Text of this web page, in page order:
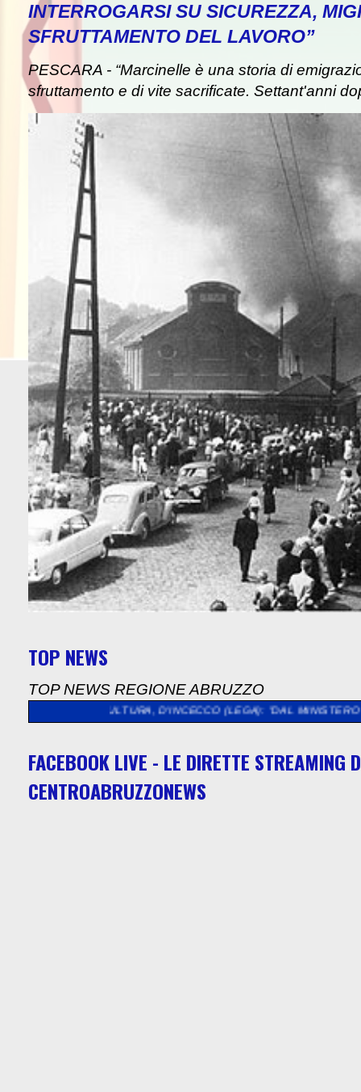
INTERROGARSI SU SICUREZZA,
SFRUTTAMENTO DEL LAVORO”
PESCARA - “Marcinelle è una storia di
sfruttamento e di vite sacrificate. Settant'anni
TOP NEWS
TOP NEWS REGIONE ABRUZZO
CULTURA, D'INCECCO (LEGA): "DAL MINISTERO QUASI 5
FACEBOOK LIVE - LE DIRETTE STREAMING
CENTROABRUZZONEWS